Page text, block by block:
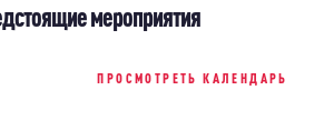
мероприятия
ПРОСМОТРЕТЬ КАЛЕНДАРЬ